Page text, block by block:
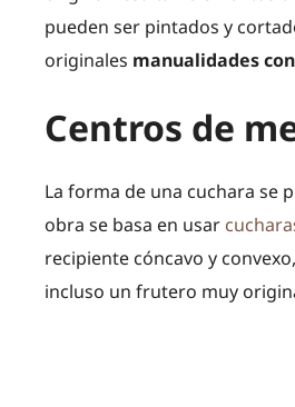
pueden ser pintados y
originales manualidades
Centros de
La forma de una cuchara se
obra se basa en usar
recipiente cóncavo y
incluso un frutero muy